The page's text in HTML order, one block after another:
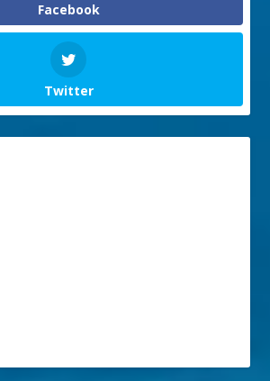
Facebook
Twitter